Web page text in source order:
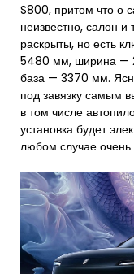
S800, притом что о
неизвестно, салон и
раскрыты, но есть
5480 мм, ширина —
база — 3370 мм.
под завязку самым
в том числе
установка будет
любом случае